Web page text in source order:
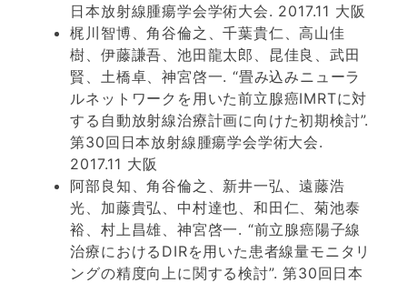
日本放射線腫瘍学会学術大会. 2017.11 大阪
梶川智博、角谷倫之、千葉貴仁、高山佳
樹、伊藤謙吾、池田龍太郎、昆佳良、武田
賢、土橋卓、神宮啓一. “畳み込みニューラ
ルネットワークを用いた前立腺癌IMRTに対
する自動放射線治療計画に向けた初期検討”.
第30回日本放射線腫瘍学会学術大会.
2017.11 大阪
阿部良知、角谷倫之、新井一弘、遠藤浩
光、加藤貴弘、中村達也、和田仁、菊池泰
裕、村上昌雄、神宮啓一. “前立腺癌陽子線
治療におけるDIRを用いた患者線量モニタリ
ングの精度向上に関する検討”. 第30回日本